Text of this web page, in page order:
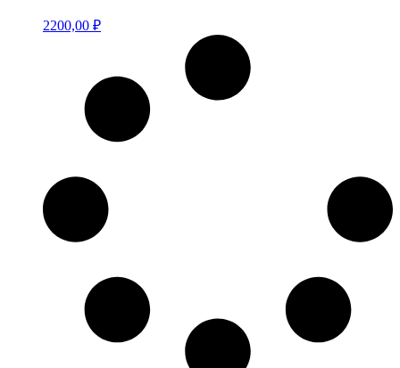
2200,00 ₽